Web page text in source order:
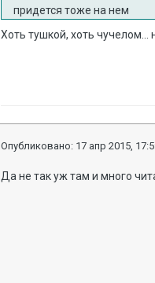
придется тоже на нем
Хоть тушкой, хоть чучелом...
Опубликовано: 17 апр 2015,
Да не так уж там и много